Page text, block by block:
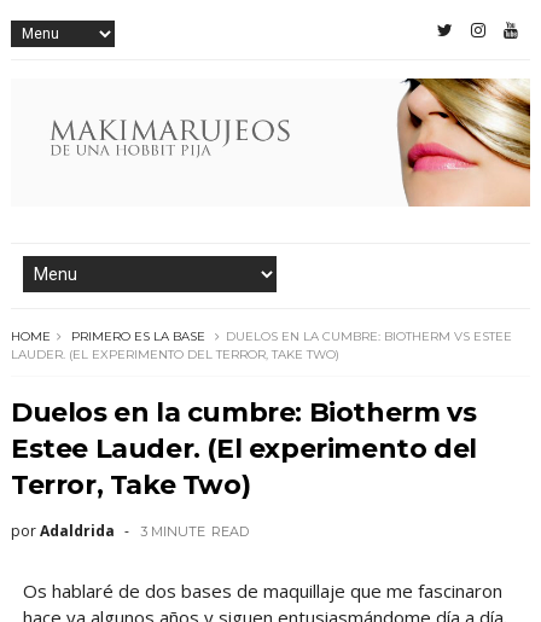
HOME PRIMERO ES LA BASE
DUELOS EN LA CUMBRE: BIOTHERM VS ESTEE
LAUDER. (EL EXPERIMENTO DEL TERROR, TAKE TWO)
Duelos en la cumbre: Biotherm vs
Estee Lauder. (El experimento del
Terror, Take Two)
porAdaldrida 3 MINUTE READ
Os hablaré de dos bases de maquillaje que me fascinaron
hace ya algunos años y siguen entusiasmándome día a día.